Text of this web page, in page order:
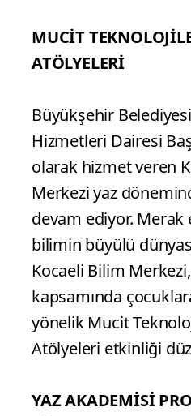
MUCİT
ATÖLYELERİ
Büyükşehir
Hizmetleri Dairesi
olarak hizmet veren
Merkezi yaz
devam ediyor. Merak
bilimin büyülü
Kocaeli Bilim
kapsamında
yönelik Mucit
Atölyeleri etkinliği
YAZ AKADEMİSİ